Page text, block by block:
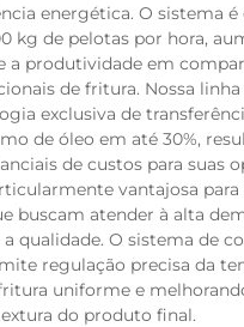
energética. O sistema é
kg de pelotas por hora,
a produtividade em
de fritura. Nossa
exclusiva de
de óleo em até 30%,
de custos para suas
vantajosa
buscam atender à alta
qualidade. O sistema de
regulação precisa da
uniforme e
do produto final.